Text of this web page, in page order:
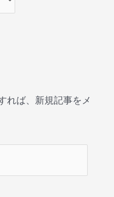
れば、新規記事をメ